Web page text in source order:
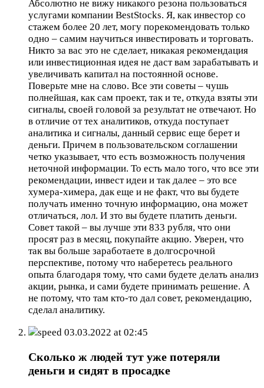
Абсолютно не вижу никакого резона пользоваться
услугами компании BestStocks. Я, как инвестор со
стажем более 20 лет, могу порекомендовать только
одно – самим научиться инвестировать и торговать.
Никто за вас это не сделает, никакая рекомендация
или инвестиционная идея не даст вам зарабатывать и
увеличивать капитал на постоянной основе.
Поверьте мне на слово. Все эти советы – чушь
полнейшая, как сам проект, так и те, откуда взяты эти
сигналы, своей головой за результат не отвечают. Но
в отличие от тех аналитиков, откуда поступает
аналитика и сигналы, данный сервис еще берет и
деньги. Причем в пользовательском соглашении
четко указывает, что есть возможность получения
неточной информации. То есть мало того, что все эти
рекомендации, инвест идеи и так далее – это все
хумера-химера, дак еще и не факт, что вы будете
получать именно точную информацию, она может
отличаться, лол. И зто вы будете платить деньги.
Совет такой – вы лучше эти 833 рубля, что они
просят раз в месяц, покупайте акцию. Уверен, что
так вы больше заработаете в долгосрочной
перспективе, потому что наберетесь реального
опыта благодаря тому, что сами будете делать анализ
акции, рынка, и сами будете принимать решение. А
не потому, что там кто-то дал совет, рекомендацию,
сделал аналитику.
speed 03.03.2022 at 02:45
Сколько ж людей тут уже потеряли
деньги и сидят в просадке